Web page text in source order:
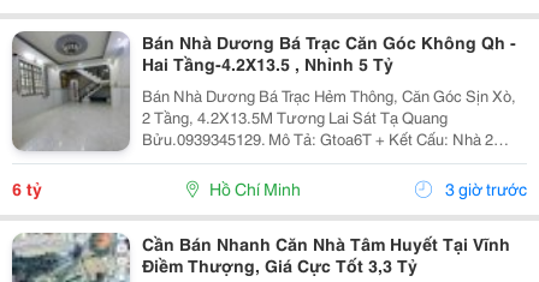
Bán Nhà Dương Bá Trạc Căn Góc Không Qh -
Hai Tầng-4.2X13.5 , Nhỉnh 5 Tỷ
Bán Nhà Dương Bá Trạc Hẻm Thông, Căn Góc Sịn Xò,
2 Tầng, 4.2X13.5M Tương Lai Sát Tạ Quang
Bửu.0939345129. Mô Tả: Gtoa6T + Kết Cấu: Nhà 2
Tầng Btct Kiên Cố, 2 Phòng. + Vị Trí: Ngay Dương Bá
Trạc Thông Tạ Quang Bửu, Âu Dương Lân, Nguyễn Thị
Tần, Dạ...
6 tỷ Hồ Chí Minh 3 giờ trước
Cần Bán Nhanh Căn Nhà Tâm Huyết Tại Vĩnh
Điềm Thượng, Giá Cực Tốt 3,3 Tỷ